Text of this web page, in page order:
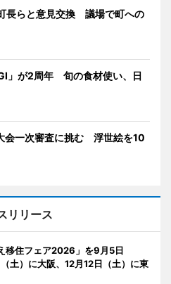
長らと意見交換 議場で町への
」が2周年 旬の食材使い、日
会一次審査に挑む 浮世絵を10
リリース
移住フェア2026」を9月5日
土）に大阪、12月12日（土）に東